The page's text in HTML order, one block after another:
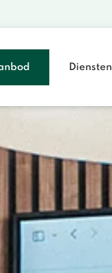
Diensten